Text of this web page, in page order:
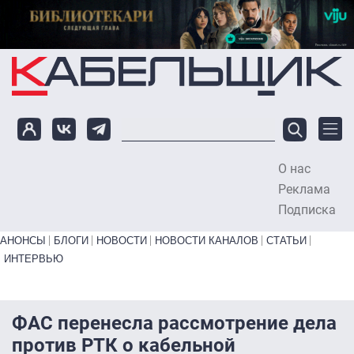
Перейти к основному содержанию
О нас
Реклама
Подписка
Primary links bottom
АНОНСЫ БЛОГИ НОВОСТИ НОВОСТИ КАНАЛОВ
СТАТЬИ
ИНТЕРВЬЮ
ФАС перенесла рассмотрение дела
против РТК о кабельной